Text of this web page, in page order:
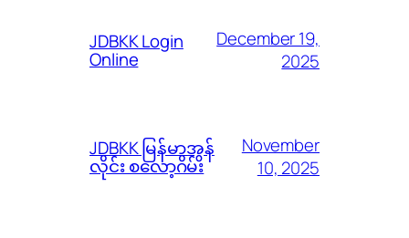
JDBKK Login
Online
December 19,
2025
JDBKK မြန်မာအွန်
လိုင်း စလော့ဂိမ်း
November
10, 2025